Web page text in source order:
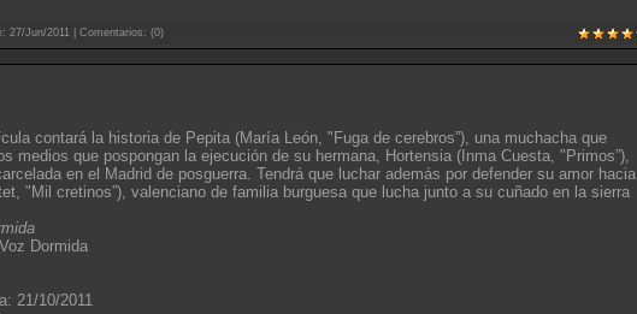
27/Jun/2011 | Comentarios: (0)
contará la historia de Pepita (María León, "Fuga de cerebros”), una muchacha que
medios que pospongan la ejecución de su hermana, Hortensia (Inma Cuesta, "Primos”),
en el Madrid de posguerra. Tendrá que luchar además por defender su amor hacia
"Mil cretinos”), valenciano de familia burguesa que lucha junto a su cuñado en la sierra
Dormida
21/10/2011